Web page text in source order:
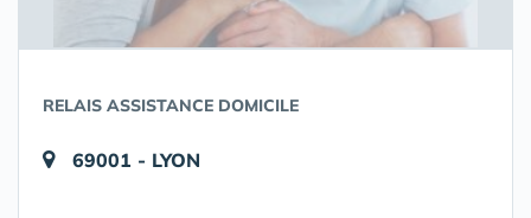
RELAIS ASSISTANCE DOMICILE
69001 - LYON